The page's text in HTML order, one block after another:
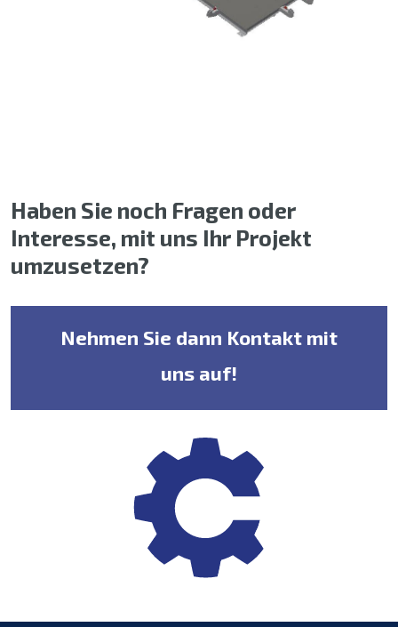
Haben Sie noch Fragen oder
Interesse, mit uns Ihr Projekt
umzusetzen?
Nehmen Sie dann Kontakt mit
uns auf!